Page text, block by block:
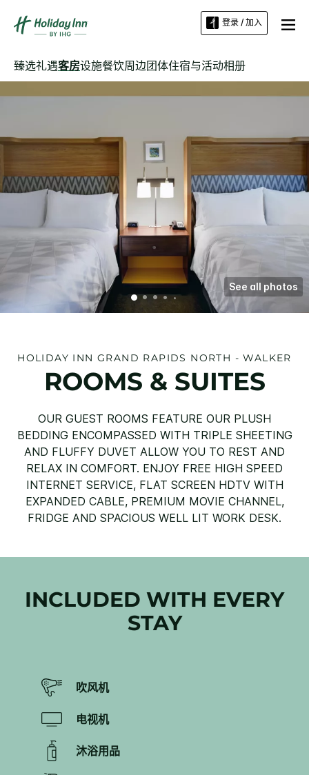
登录 / 加入
臻选礼遇客房设施餐饮周边团体住宿与活动相册
See all photos
HOLIDAY INN GRAND RAPIDS NORTH - WALKER
ROOMS & SUITES
OUR GUEST ROOMS FEATURE OUR PLUSH
BEDDING ENCOMPASSED WITH TRIPLE SHEETING
AND FLUFFY DUVET ALLOW YOU TO REST AND
RELAX IN COMFORT. ENJOY FREE HIGH SPEED
INTERNET SERVICE, FLAT SCREEN HDTV WITH
EXPANDED CABLE, PREMIUM MOVIE CHANNEL,
FRIDGE AND SPACIOUS WELL LIT WORK DESK.
INCLUDED WITH EVERY
STAY
吹风机
电视机
沐浴用品